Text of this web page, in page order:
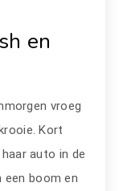
en
vroeg
Kort
auto in de
boom en